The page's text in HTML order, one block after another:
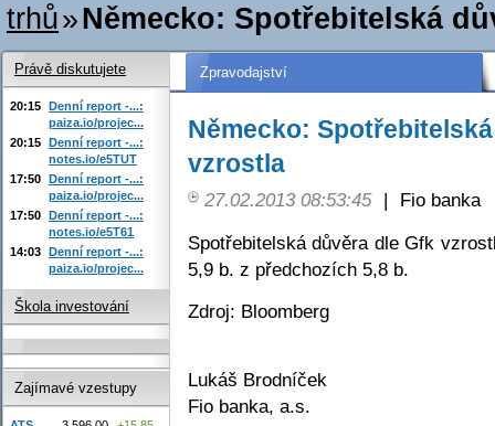
trhů»Německo: Spotřebitelská
Zpravodajství
Německo:
vzrostla
27.02.2013 08:53:45 |
Fio banka
Spotřebitelská důvěra dle Gfk
5,9 b. z předchozích 5,8 b.
Zdroj: Bloomberg
Lukáš Brodníček
Fio banka, a.s.
Právě diskutujete
20:15 Denní report -...:
paiza.io/projec...
20:15 Denní report -...:
notes.io/e5TUT
17:50 Denní report -...:
paiza.io/projec...
17:50 Denní report -...:
notes.io/e5T61
14:03 Denní report -...:
paiza.io/projec...
Škola investování
Zajímavé vzestupy